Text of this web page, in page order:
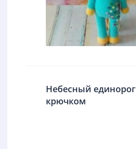
Небесный единорог
крючком